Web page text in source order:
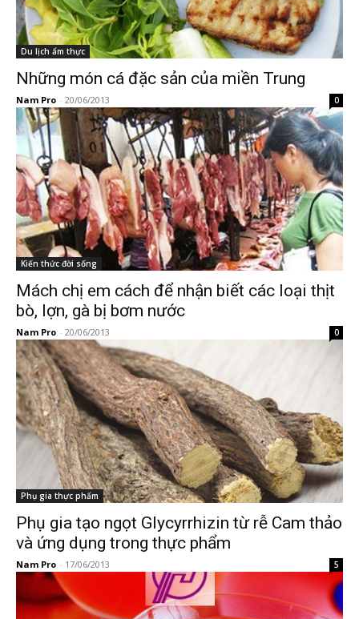
Du lịch ẩm thực
Những món cá đặc sản của miền Trung
Nam Pro - 20/06/2013 0
Kiến thức đời sống
Mách chị em cách để nhận biết các loại thịt
bò, lợn, gà bị bơm nước
Nam Pro - 20/06/2013 0
Phụ gia thực phẩm
Phụ gia tạo ngọt Glycyrrhizin từ rễ Cam thảo
và ứng dụng trong thực phẩm
Nam Pro - 17/06/2013 5